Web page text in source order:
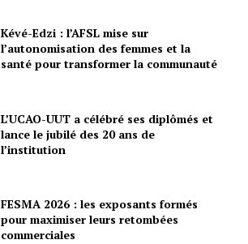
Kévé-Edzi : l’AFSL mise sur
l’autonomisation des femmes et la
santé pour transformer la communauté
L’UCAO-UUT a célébré ses diplômés et
lance le jubilé des 20 ans de
l’institution
FESMA 2026 : les exposants formés
pour maximiser leurs retombées
commerciales